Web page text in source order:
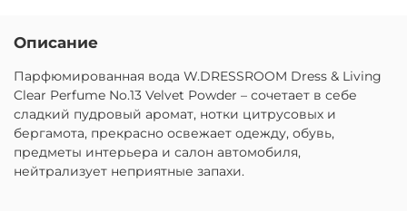
Описание
Парфюмированная вода W.DRESSROOM Dress & Living
Clear Perfume No.13 Velvet Powder – сочетает в себе
сладкий пудровый аромат, нотки цитрусовых и
бергамота, прекрасно освежает одежду, обувь,
предметы интерьера и салон автомобиля,
нейтрализует неприятные запахи.